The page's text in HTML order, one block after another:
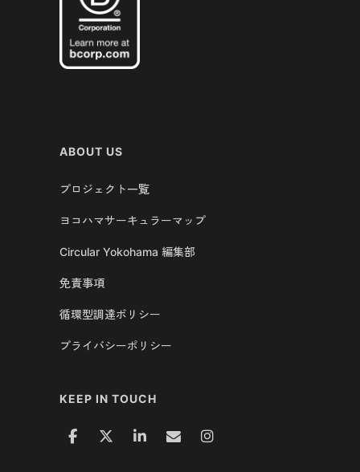
ABOUT US
プロジェクト一覧
ヨコハマサーキュラーマップ
Circular Yokohama 編集部
免責事項
循環型調達ポリシー
プライバシーポリシー
KEEP IN TOUCH